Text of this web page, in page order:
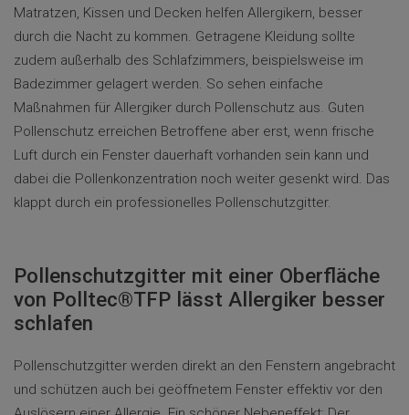
Matratzen, Kissen und Decken helfen Allergikern, besser
durch die Nacht zu kommen. Getragene Kleidung sollte
zudem außerhalb des Schlafzimmers, beispielsweise im
Badezimmer gelagert werden. So sehen einfache
Maßnahmen für Allergiker durch Pollenschutz aus. Guten
Pollenschutz erreichen Betroffene aber erst, wenn frische
Luft durch ein Fenster dauerhaft vorhanden sein kann und
dabei die Pollenkonzentration noch weiter gesenkt wird. Das
klappt durch ein professionelles Pollenschutzgitter.
Pollenschutzgitter mit einer Oberfläche
von Polltec®TFP lässt Allergiker besser
schlafen
Pollenschutzgitter werden direkt an den Fenstern angebracht
und schützen auch bei geöffnetem Fenster effektiv vor den